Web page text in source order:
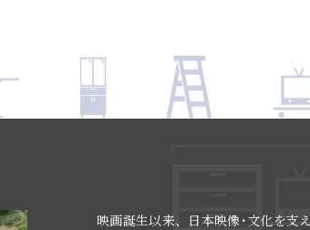
映画誕生以来、日本映像･文化を支